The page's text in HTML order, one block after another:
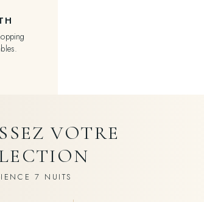
VOTRE
7 NUITS